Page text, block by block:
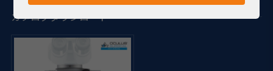
カタログダウンロード